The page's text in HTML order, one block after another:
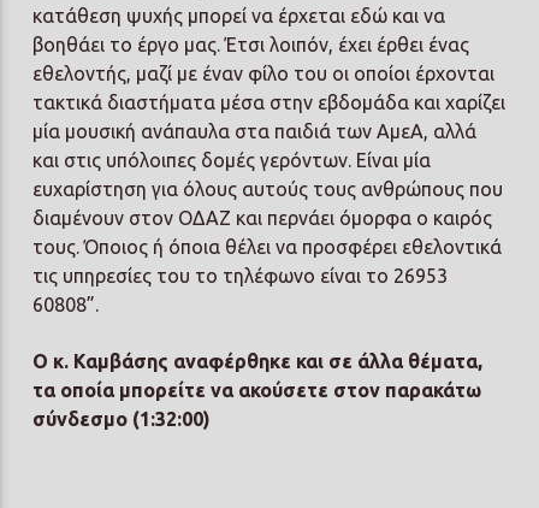
κατάθεση ψυχής μπορεί να έρχεται εδώ και να
βοηθάει το έργο μας. Έτσι λοιπόν, έχει έρθει ένας
εθελοντής, μαζί με έναν φίλο του οι οποίοι έρχονται
τακτικά διαστήματα μέσα στην εβδομάδα και χαρίζει
μία μουσική ανάπαυλα στα παιδιά των ΑμεΑ, αλλά
και στις υπόλοιπες δομές γερόντων. Είναι μία
ευχαρίστηση για όλους αυτούς τους ανθρώπους που
διαμένουν στον ΟΔΑΖ και περνάει όμορφα ο καιρός
τους. Όποιος ή όποια θέλει να προσφέρει εθελοντικά
τις υπηρεσίες του το τηλέφωνο είναι το 26953
60808”.
Ο κ. Καμβάσης αναφέρθηκε και σε άλλα θέματα,
τα οποία μπορείτε να ακούσετε στον παρακάτω
σύνδεσμο (1:32:00)